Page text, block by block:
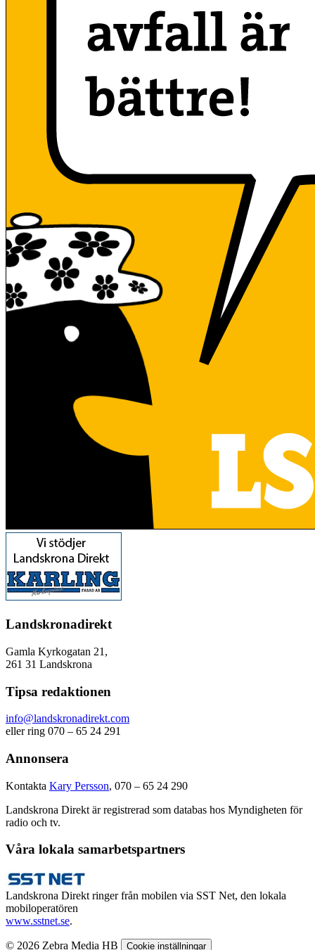
Landskronadirekt
Gamla Kyrkogatan 21,
261 31 Landskrona
Tipsa redaktionen
info@landskronadirekt.com
eller ring 070 – 65 24 291
Annonsera
Kontakta Kary Persson, 070 – 65 24 290
Landskrona Direkt är registrerad som databas hos Myndigheten för
radio och tv.
Våra lokala samarbetspartners
Landskrona Direkt ringer från mobilen via SST Net, den lokala
mobiloperatören
www.sstnet.se.
© 2026 Zebra Media HB Cookie inställningar